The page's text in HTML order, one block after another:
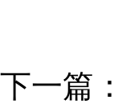
下一篇：